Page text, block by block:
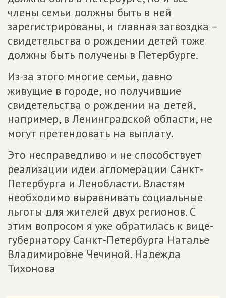
члены семьи должны быть в ней
зарегистрированы, и главная загвоздка –
свидетельства о рождении детей тоже
должны быть получены в Петербурге.
Из-за этого многие семьи, давно
живущие в городе, но получившие
свидетельства о рождении на детей,
например, в Ленинградской области, не
могут претендовать на выплату.
Это несправедливо и не способствует
реализации идеи агломерации Санкт-
Петербурга и Ленобласти. Властям
необходимо выравнивать социальные
льготы для жителей двух регионов. С
этим вопросом я уже обратилась к вице-
губернатору Санкт-Петербурга Наталье
Владимировне Чечиной. Надежда
Тихонова